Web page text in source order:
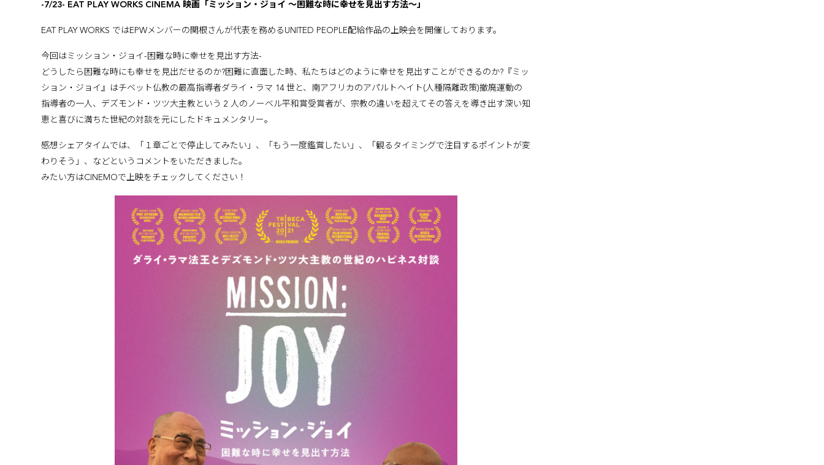
-7/23- EAT PLAY WORKS CINEMA 映画「ミッション・ジョイ 〜困難な時に幸せを見出す方法〜」
EAT PLAY WORKS ではEPWメンバーの関根さんが代表を務めるUNITED PEOPLE配給作品の上映会を開催しております。
今回はミッション・ジョイ-困難な時に幸せを見出す方法-
どうしたら困難な時にも幸せを見出だせるのか?困難に直面した時、私たちはどのように幸せを見出すことができるのか?『ミッ
ション・ジョイ』はチベット仏教の最高指導者ダライ・ラマ 14 世と、南アフリカのアパルトヘイト(人種隔離政策)撤廃運動の
指導者の一人、デズモンド・ツツ大主教という 2 人のノーベル平和賞受賞者が、宗教の違いを超えてその答えを導き出す深い知
恵と喜びに満ちた世紀の対談を元にしたドキュメンタリー。
感想シェアタイムでは、「１章ごとで停止してみたい」、「もう一度鑑賞したい」、「観るタイミングで注目するポイントが変
わりそう」、などというコメントをいただきました。
みたい方はCINEMOで上映をチェックしてください！